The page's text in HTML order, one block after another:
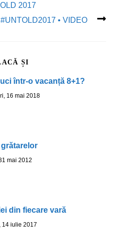
2017
• VIDEO
ȘI
într-o vacanță 8+1?
16 mai 2018
mai 2012
din fiecare vară
14 iulie 2017